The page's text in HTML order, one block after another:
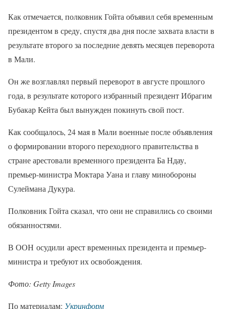
Как отмечается, полковник Гойта объявил себя временным
президентом в среду, спустя два дня после захвата власти в
результате второго за последние девять месяцев переворота
в Мали.
Он же возглавлял первый переворот в августе прошлого
года, в результате которого избранный президент Ибрагим
Бубакар Кейта был вынужден покинуть свой пост.
Как сообщалось, 24 мая в Мали военные после объявления
о формировании второго переходного правительства в
стране арестовали временного президента Ба Ндау,
премьер-министра Моктара Уана и главу минобороны
Сулеймана Дукура.
Полковник Гойта сказал, что они не справились со своими
обязанностями.
В ООН осудили арест временных президента и премьер-
министра и требуют их освобождения.
Фото: Getty Images
По материалам: Укринформ